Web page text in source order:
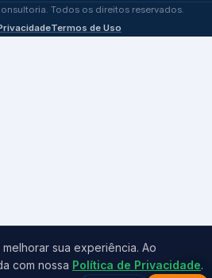
Todos os direitos reservados.
Termos de Uso
sua experiência. Ao
com nossa Política de Privacidade.